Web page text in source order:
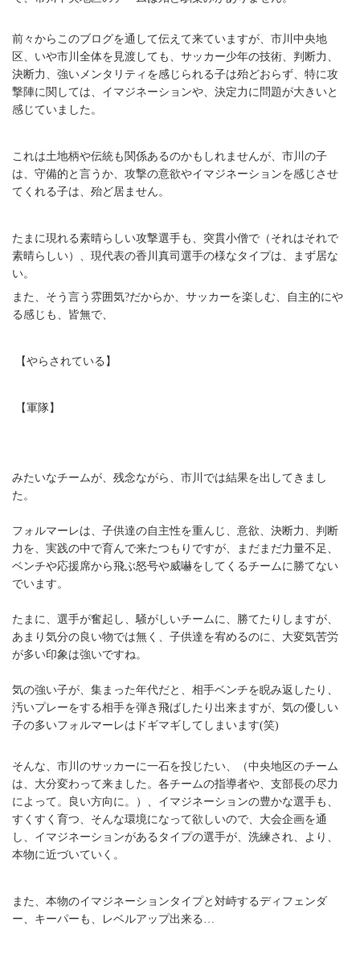
前々からこのブログを通して伝えて来ていますが、市川中央地
区、いや市川全体を見渡しても、サッカー少年の技術、判断力、
決断力、強いメンタリティを感じられる子は殆どおらず、特に攻
撃陣に関しては、イマジネーションや、決定力に問題が大きいと
感じていました。
これは土地柄や伝統も関係あるのかもしれませんが、市川の子
は、守備的と言うか、攻撃の意欲やイマジネーションを感じさせ
てくれる子は、殆ど居ません。
たまに現れる素晴らしい攻撃選手も、突貫小僧で（それはそれで
素晴らしい）、現代表の香川真司選手の様なタイプは、まず居な
い。
また、そう言う雰囲気?だからか、サッカーを楽しむ、自主的にや
る感じも、皆無で、
【やらされている】
【軍隊】
みたいなチームが、残念ながら、市川では結果を出してきまし
た。
フォルマーレは、子供達の自主性を重んじ、意欲、決断力、判断
力を、実践の中で育んで来たつもりですが、まだまだ力量不足、
ベンチや応援席から飛ぶ怒号や威嚇をしてくるチームに勝てない
でいます。
たまに、選手が奮起し、騒がしいチームに、勝てたりしますが、
あまり気分の良い物では無く、子供達を宥めるのに、大変気苦労
が多い印象は強いですね。
気の強い子が、集まった年代だと、相手ベンチを睨み返したり、
汚いプレーをする相手を弾き飛ばしたり出来ますが、気の優しい
子の多いフォルマーレはドギマギしてしまいます(笑)
そんな、市川のサッカーに一石を投じたい、（中央地区のチーム
は、大分変わって来ました。各チームの指導者や、支部長の尽力
によって。良い方向に。）、イマジネーションの豊かな選手も、
すくすく育つ、そんな環境になって欲しいので、大会企画を通
し、イマジネーションがあるタイプの選手が、洗練され、より、
本物に近づいていく。
また、本物のイマジネーションタイプと対峙するディフェンダ
ー、キーパーも、レベルアップ出来る…